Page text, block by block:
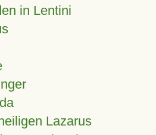
in Lentini
Lazarus